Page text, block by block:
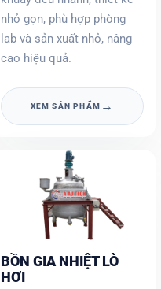
nhỏ gọn, phù hợp phòng
lab và sản xuất nhỏ, nâng
cao hiệu quả.
XEM SẢN PHẨM →
BỒN GIA NHIỆT LÒ
HƠI